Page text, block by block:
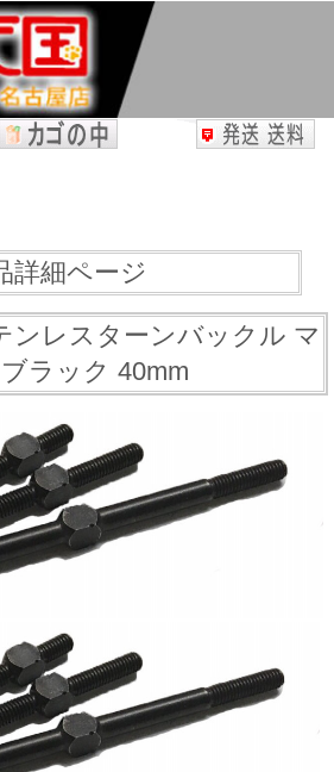
詳細ページ
レスターンバックル マ
ラック 40mm